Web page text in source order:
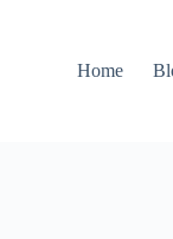
Home